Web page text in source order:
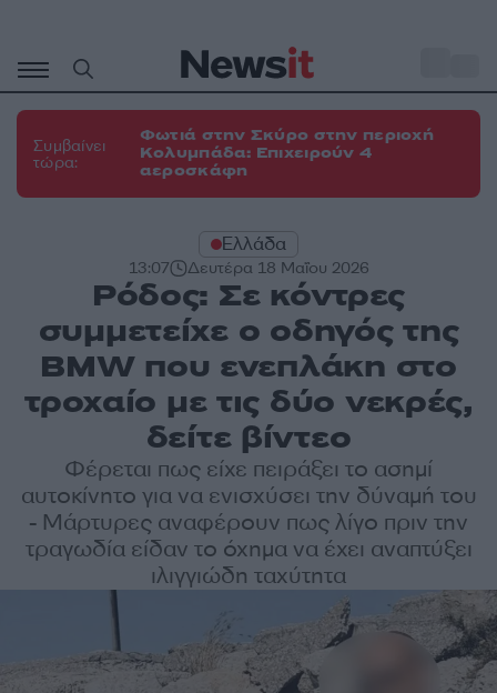
περιεχόμενο
Συμβαίνει
τώρα:
Φωτιά στην Σκύρο στην περιοχή
Κολυμπάδα: Επιχειρούν 4
αεροσκάφη
Ελλάδα
13:07 Δευτέρα 18 Μαΐου 2026
Ρόδος: Σε κόντρες
συμμετείχε ο οδηγός της
BMW που ενεπλάκη στο
τροχαίο με τις δύο νεκρές,
δείτε βίντεο
Φέρεται πως είχε πειράξει το ασημί
αυτοκίνητο για να ενισχύσει την δύναμή του
- Μάρτυρες αναφέρουν πως λίγο πριν την
τραγωδία είδαν το όχημα να έχει αναπτύξει
ιλιγγιώδη ταχύτητα